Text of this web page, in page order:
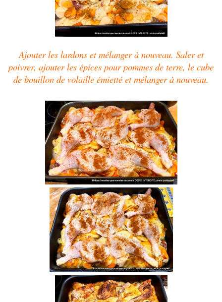
Ajouter les lardons et mélanger à nouveau. Saler et
poivrer, ajouter les épices pour pommes de terre, le cube
de bouillon de volaille émietté et mélanger à nouveau.